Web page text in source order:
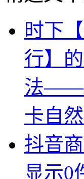
时下
行】
法
卡自
抖音
显示0